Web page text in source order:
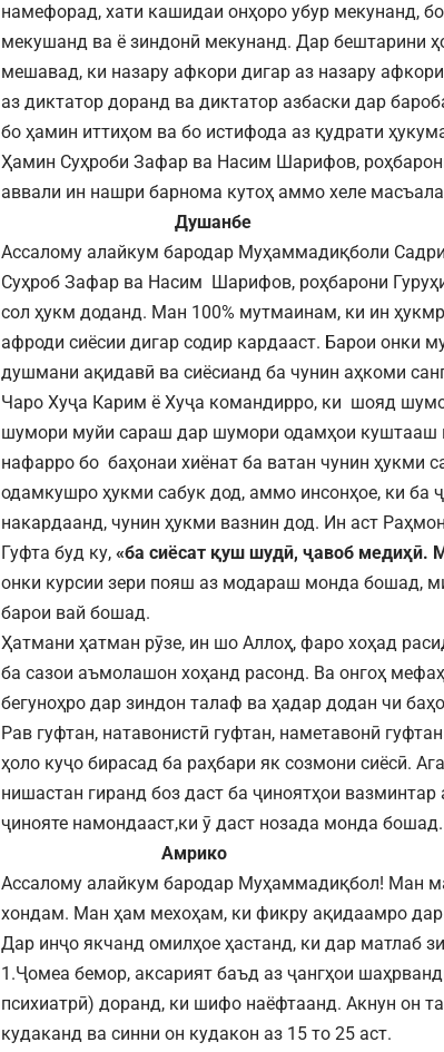
намефорад, хати кашидаи онҳоро убур мекунанд,
мекушанд ва ё зиндонӣ мекунанд. Дар бештарини
мешавад, ки назару афкори дигар аз назару
аз диктатор доранд ва диктатор азбаски дар
бо ҳамин иттиҳом ва бо истифода аз қудрати
Ҳамин Суҳроби Зафар ва Насим Шарифов,
аввали ин нашри барнома кутоҳ аммо хеле
Душанбе
Ассалому алайкум бародар Муҳаммадиқболи
Суҳроб Зафар ва Насим Шарифов, роҳбарони
сол ҳукм доданд. Ман 100% мутмаинам, ки ин
афроди сиёсии дигар содир кардааст. Барои онки
душмани ақидавӣ ва сиёсианд ба чунин аҳкоми
Чаро Хуҷа Карим ё Хуҷа командирро, ки шояд
шумори муйи сараш дар шумори одамҳои куштааш
нафарро бо баҳонаи хиёнат ба ватан чунин ҳукми
одамкушро ҳукми сабук дод, аммо инсонҳое, ки ба
накардаанд, чунин ҳукми вазнин дод. Ин аст
Гуфта буд ку, «ба сиёсат қуш шудӣ, ҷавоб медиҳӣ.
онки курсии зери пояш аз модараш монда бошад,
барои вай бошад.
Ҳатмани ҳатман рӯзе, ин шо Аллоҳ, фаро хоҳад
ба сазои аъмолашон хоҳанд расонд. Ва онгоҳ
бегуноҳро дар зиндон талаф ва ҳадар додан чи
Рав гуфтан, натавонистӣ гуфтан, наметавонӣ
ҳоло куҷо бирасад ба раҳбари як созмони сиёсӣ.
нишастан гиранд боз даст ба ҷиноятҳои
ҷинояте намондааст,ки ӯ даст нозада монда бошад.
Амрико
Ассалому алайкум бародар Муҳаммадиқбол! Ман
хондам. Ман ҳам мехоҳам, ки фикру ақидаамро
Дар инҷо якчанд омилҳое ҳастанд, ки дар матлаб
1.Ҷомеа бемор, аксарият баъд аз ҷангҳои
психиатрӣ) доранд, ки шифо наёфтаанд. Акнун он
кудаканд ва синни он кудакон аз 15 то 25 аст.